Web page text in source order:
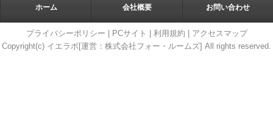
ホーム 会社概要 お問い合わせ
プライバシーポリシー PCサイト 利用規約
アクセスマップ
Copyright(c) イエラボ[運営：株式会社フォー・ルームズ] All rights reserved.